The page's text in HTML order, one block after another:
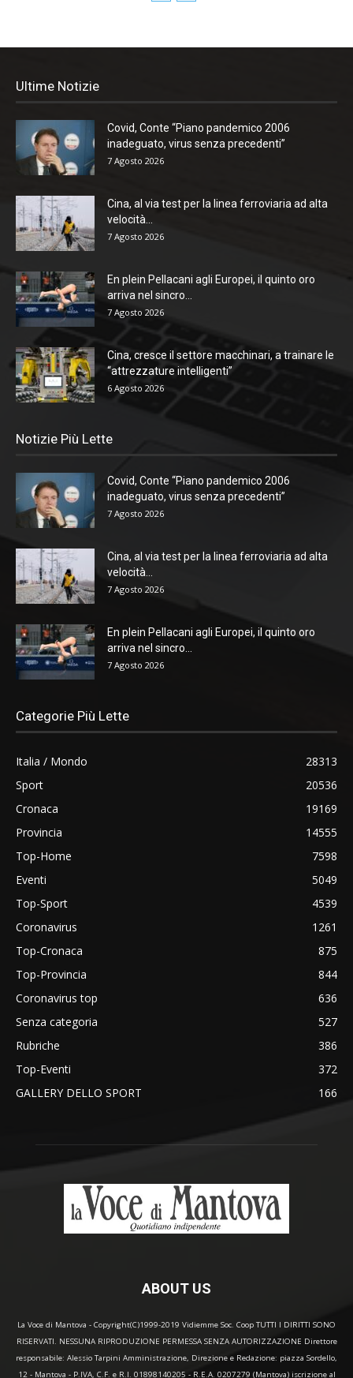
Ultime Notizie
Covid, Conte “Piano pandemico 2006
inadeguato, virus senza precedenti”
7 Agosto 2026
Cina, al via test per la linea ferroviaria ad alta
velocità...
7 Agosto 2026
En plein Pellacani agli Europei, il quinto oro
arriva nel sincro...
7 Agosto 2026
Cina, cresce il settore macchinari, a trainare le
“attrezzature intelligenti”
6 Agosto 2026
Notizie Più Lette
Covid, Conte “Piano pandemico 2006
inadeguato, virus senza precedenti”
7 Agosto 2026
Cina, al via test per la linea ferroviaria ad alta
velocità...
7 Agosto 2026
En plein Pellacani agli Europei, il quinto oro
arriva nel sincro...
7 Agosto 2026
Categorie Più Lette
Italia / Mondo
28313
Sport
20536
Cronaca
19169
Provincia
14555
Top-Home
7598
Eventi
5049
Top-Sport
4539
Coronavirus
1261
Top-Cronaca
875
Top-Provincia
844
Coronavirus top
636
Senza categoria
527
Rubriche
386
Top-Eventi
372
GALLERY DELLO SPORT
166
ABOUT US
La Voce di Mantova - Copyright(C)1999-2019 Vidiemme Soc. Coop TUTTI I DIRITTI SONO
RISERVATI. NESSUNA RIPRODUZIONE PERMESSA SENZA AUTORIZZAZIONE Direttore
responsabile: Alessio Tarpini Amministrazione, Direzione e Redazione: piazza Sordello,
12 - Mantova - P.IVA, C.F. e R.I. 01898140205 - R.E.A. 0207279 (Mantova) iscrizione al